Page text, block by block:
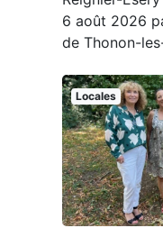
6 août 2026
de Thonon-
Locales